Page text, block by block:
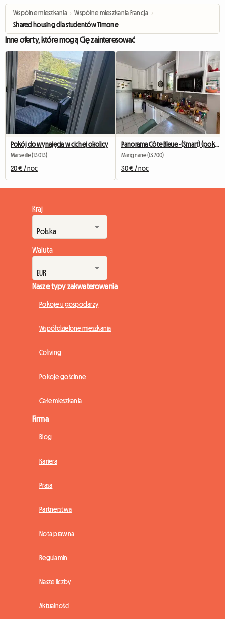
Wspólne mieszkania › Wspólne mieszkania Francja ›
Shared housing dla studentów Timone
Inne oferty, które mogą Cię zainteresować
Pokój do wynajęcia w cichej okolicy
Marseille (13013)
20 € / noc
Panorama Côte Bleue - (Smart) (pokój)
Marignane (13700)
30 € / noc
Kraj
Waluta
Nasze typy zakwaterowania
Pokoje u gospodarzy
Współdzielone mieszkania
Coliving
Pokoje gościnne
Całe mieszkania
Firma
Blog
Kariera
Prasa
Partnerstwa
Nota prawna
Regulamin
Nasze liczby
Aktualności